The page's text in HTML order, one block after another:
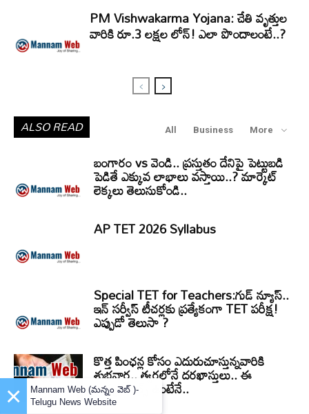
PM Vishwakarma Yojana: చేతి వృత్తుల
వారికి రూ.3 లక్షల లోన్‌! ఎలా పొందాలంటే..?
ALSO READ All Business More
బంగారం vs వెండి.. ప్రస్తుతం దేనిపై పెట్టుబడి
పెడితే ఎక్కువ లాభాలు వస్తాయి..? మార్కెట్
లెక్కలు తెలుసుకోండి..
AP TET 2026 Syllabus
Special TET for Teachers:గుడ్ న్యూస్..
ఇన్ సర్వీస్ టీచర్లకు ప్రత్యేకంగా TET పరీక్ష!
ఎప్పుడో తెలుసా ?
కొత్త పింఛన్ల కోసం ఎదురుచూస్తున్నవారికి
శుభవార్త.. త్వరలోనే దరఖాస్తులు.. ఈ
డాక్యుమెంట్స్ ఉంటేనే..
×
Mannam Web (మన్నం వెబ్ )-
Telugu News Website